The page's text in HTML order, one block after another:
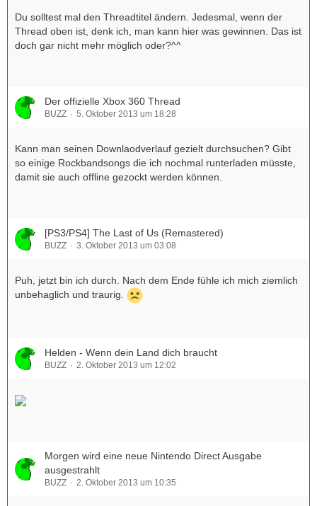
Du solltest mal den Threadtitel ändern. Jedesmal, wenn der
Thread oben ist, denk ich, man kann hier was gewinnen. Das ist
doch gar nicht mehr möglich oder?^^
Der offizielle Xbox 360 Thread
BUZZ 5. Oktober 2013 um 18:28
Kann man seinen Downlaodverlauf gezielt durchsuchen? Gibt
so einige Rockbandsongs die ich nochmal runterladen müsste,
damit sie auch offline gezockt werden können.
[PS3/PS4] The Last of Us (Remastered)
BUZZ 3. Oktober 2013 um 03:08
Puh, jetzt bin ich durch. Nach dem Ende fühle ich mich ziemlich
unbehaglich und traurig.
Helden - Wenn dein Land dich braucht
BUZZ 2. Oktober 2013 um 12:02
Morgen wird eine neue Nintendo Direct Ausgabe
ausgestrahlt
BUZZ 2. Oktober 2013 um 10:35